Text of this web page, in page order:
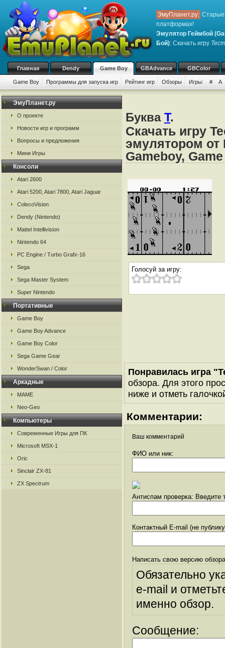
ЭмуПланет.ру: Старые
платформах!
Эмулятор Геймбой
Бой): Скачать игру
Главная Dendy Game Boy GBAdvance GBColor
Game Boy Программы для запуска игр Рейтинг игр Обзоры Игры: # A
ЭмуПланет.ру
О проекте
Новости игр и программ
Вопросы и предложения
Мини Игры
Консоли
Atari 2600
Atari 5200, Atari 7800, Atari Jaguar
ColecoVision
Dendy (Nintendo)
Mattel Intellivision
Nintendo 64
PC Engine / Turbo Grafx-16
Sega
Sega Master System
Super Nintendo
Портативные
Game Boy
Game Boy Advance
Game Boy Color
Sega Game Gear
WonderSwan / Color
Аркадные
MAME
Neo-Geo
Компьютеры
Современные Игры для ПК
Microsoft MSX-1
Oric
Sinclair ZX-81
ZX Spectrum
Буква T.
Скачать игру
эмулятором от
Gameboy,
Голосуй за игру:
Понравилась игра
обзора. Для этого
ниже и отметь
Комментарии:
Ваш комментарий
ФИО или ник:
Антиспам проверка: Введите
Контактный E-mail (не
Написать свою версию
Обязательно
e-mail и
именно обзор.
Сообщение: